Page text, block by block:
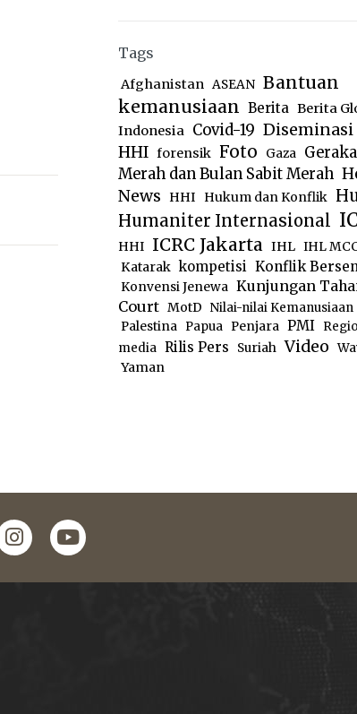
Tags
Afghanistan ASEAN Bantuan
kemanusiaan Berita Berita
Indonesia Covid-19 Diseminasi
HHI forensik Foto Gaza
Merah dan Bulan Sabit Merah
News
HHI Hukum dan Konflik
Humaniter Internasional
HHI ICRC Jakarta IHL IHL
Katarak kompetisi Konflik
Konvensi Jenewa Kunjungan
Court MotD Nilai-nilai Kemanusiaan
Palestina
Papua Penjara PMI
media Rilis Pers Suriah Video
Yaman
instagram
youtube